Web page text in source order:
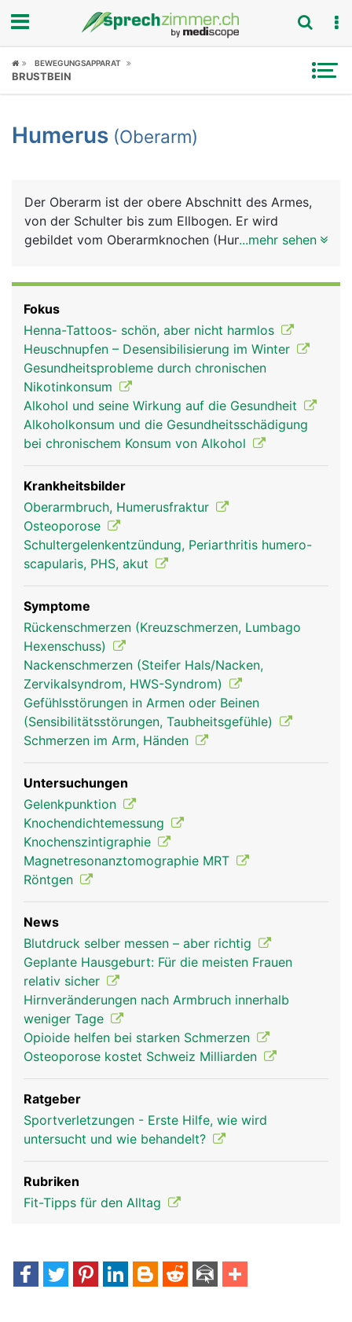
Fokus
Symptome
News
Rubriken
BEWEGUNGSAPPARAT
BRUSTBEIN
Humerus (Oberarm)
Der Oberarm ist der obere Abschnitt des Armes,
von der Schulter bis zum Ellbogen. Er wird
gebildet vom Oberarmknochen (Humerus), der von
Unterarm. Die wichtigsten sind der Bizeps auf der
Vorderseite und der Trizeps auf der Hinterseite,
die den Unterarm beugen und strecken.
Humerus Frau Humerus Mann
...mehr sehen
Fokus
Henna-Tattoos- schön, aber nicht harmlos
Heuschnupfen – Desensibilisierung im Winter
Gesundheitsprobleme durch chronischen
Nikotinkonsum
Alkohol und seine Wirkung auf die Gesundheit
Alkoholkonsum und die Gesundheitsschädigung
bei chronischem Konsum von Alkohol
Krankheitsbilder
Oberarmbruch, Humerusfraktur
Osteoporose
Schultergelenkentzündung, Periarthritis humero-
scapularis, PHS, akut
Symptome
Rückenschmerzen (Kreuzschmerzen, Lumbago
Hexenschuss)
Nackenschmerzen (Steifer Hals/Nacken,
Zervikalsyndrom, HWS-Syndrom)
Gefühlsstörungen in Armen oder Beinen
(Sensibilitätsstörungen, Taubheitsgefühle)
Schmerzen im Arm, Händen
Untersuchungen
Gelenkpunktion
Knochendichtemessung
Knochenszintigraphie
Magnetresonanztomographie MRT
Röntgen
News
Blutdruck selber messen – aber richtig
Geplante Hausgeburt: Für die meisten Frauen
relativ sicher
Hirnveränderungen nach Armbruch innerhalb
weniger Tage
Opioide helfen bei starken Schmerzen
Osteoporose kostet Schweiz Milliarden
Ratgeber
Sportverletzungen - Erste Hilfe, wie wird
untersucht und wie behandelt?
Rubriken
Fit-Tipps für den Alltag